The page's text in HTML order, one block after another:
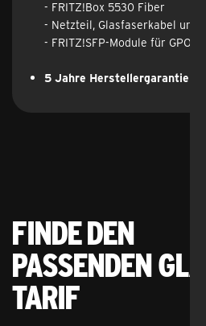
- FRITZ!Box 5530 Fiber
- Netzteil, Glasfaserkabel und
- FRITZ!SFP-Module für GPON
5 Jahre Herstellergarantie
Finde den
passenden
Tarif